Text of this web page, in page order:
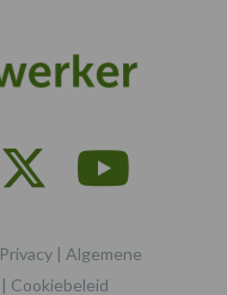
Privacy | Algemene
| Cookiebeleid